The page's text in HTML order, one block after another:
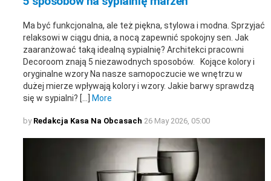
Ma być funkcjonalna, ale też piękna, stylowa i modna. Sprzyjać
relaksowi w ciągu dnia, a nocą zapewnić spokojny sen. Jak
zaaranżować taką idealną sypialnię? Architekci pracowni
Decoroom znają 5 niezawodnych sposobów. Kojące kolory i
oryginalne wzory Na nasze samopoczucie we wnętrzu w
dużej mierze wpływają kolory i wzory. Jakie barwy sprawdzą
się w sypialni? […]
More
by Redakcja Kasa Na Obcasach 26 May 2026, 05:00